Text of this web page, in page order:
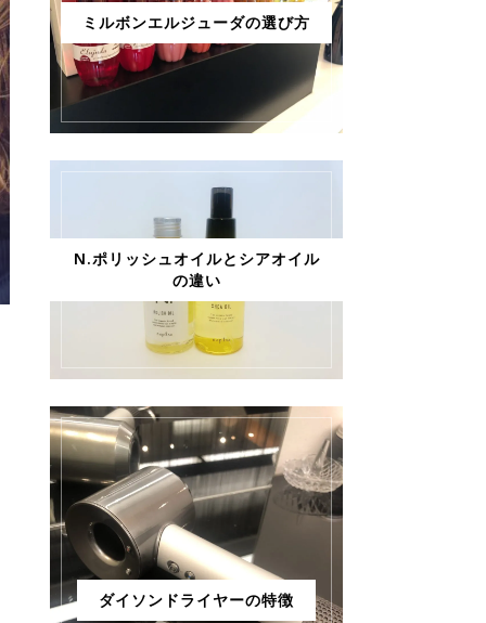
ミルボンエルジューダの選び方
N.ポリッシュオイルとシアオイル
の違い
ダイソンドライヤーの特徴